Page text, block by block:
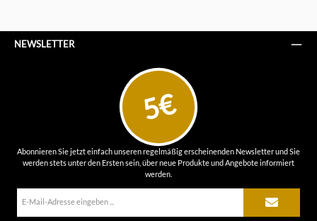
NEWSLETTER
5€
Abonnieren Sie jetzt einfach unseren regelmäßig erscheinenden Newsletter und Sie
werden stets unter den Ersten sein, über neue Produkte und Angebote informiert
werden.